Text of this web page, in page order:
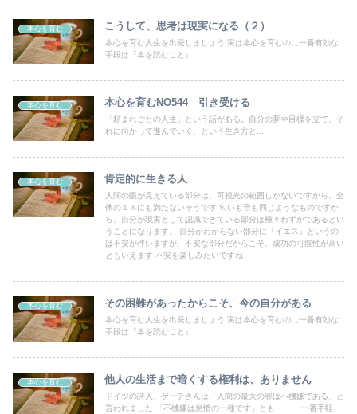
本心を育む こうして、思考は現実になる（２）
本心を育む人生を出発しましょう 実は本心を育むのに一番有効な
手段は『本を読むこと』...
本心を育む 本心を育むNO544 引き受ける
「頼まれごとの人生」という話がある。自分の夢や目標を立て、そ
れに向かって進んでいく、という生き方と...
本心を育む 肯定的に生きる人
人間の眼が見えている部分は、可視光の範囲しかないですから、全
体の１％にも満たないそうです 匂いも音も同じようなものですか
ら、自分が現実として認識できている部分は極々わずかであるとい
うことになります。 自分がわからない部分に『イエス』というの
は不安が伴いますが、不安な部分だからこそ、成功の可能性が高い
ともいえます 不安を楽しみたいですね
本心を育む その困難があったからこそ、今の自分がある
本心を育む人生を出発しましょう 実は本心を育むのに一番有効な
手段は『本を読むこと』...
本心を育む 他人の生活まで暗くする権利は、ありません
ドイツの詩人、ゲーテさんは「人間の最大の罪は不機嫌である」と
言われました 「不機嫌は怠惰の一種です」とも・・・ 一番手軽